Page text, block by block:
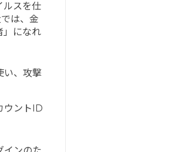
ルスを仕
は、金
」になれ
い、攻撃
ウントID